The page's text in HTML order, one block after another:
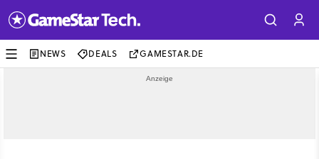
NEWS DEALS GAMESTAR.DE